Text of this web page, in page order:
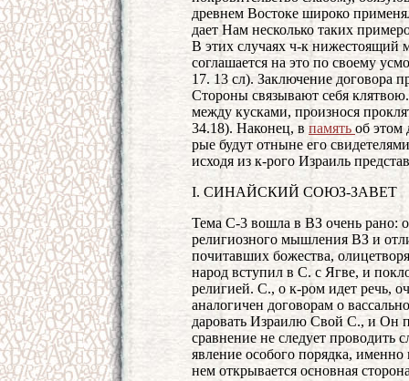
древнем Востоке широко
дает Нам несколько таких
В этих случаях ч-к
соглашается на это по своему
17. 13 сл). Заключение договора
Стороны связывают себя
между кусками, произнося
34.18). Наконец, в память об этом
рые будут отныне его
исходя из к-рого Израиль
I. СИНАЙСКИЙ СОЮЗ-ЗАВЕТ
Тема С-3 вошла в ВЗ очень рано:
религиозного мышления ВЗ и
почитавших божества,
народ вступил в С. с Ягве, и
религией. С., о к-ром идет речь,
аналогичен договорам о
даровать Израилю Свой С., и Он
сравнение не следует проводить
явление особого порядка, именно
нем открывается основная